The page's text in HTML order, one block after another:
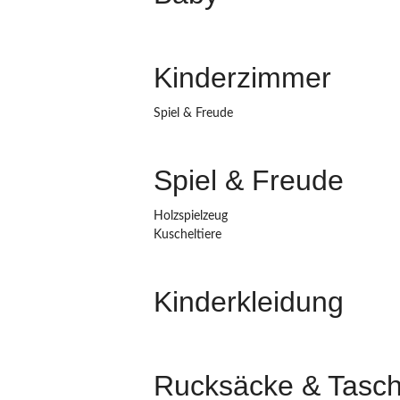
Kinderzimmer
Spiel & Freude
Spiel & Freude
Holzspielzeug
Kuscheltiere
Kinderkleidung
Rucksäcke &